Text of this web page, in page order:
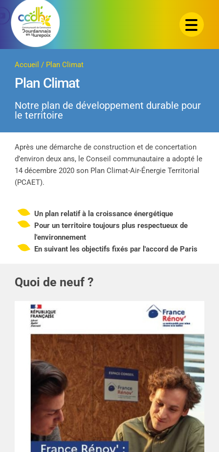
Passer
contenu
Accueil / Plan Climat
Plan Climat
Notre plan de développement durable pour
le territoire
Après une démarche de construction et de concertation
d’environ deux ans, le Conseil communautaire a adopté le
14 décembre 2020 son Plan Climat-Air-Énergie Territorial
(PCAET).
Un plan relatif à la croissance énergétique
Pour un territoire toujours plus respectueux de
l'environnement
En suivant les objectifs fixés par l'accord de Paris
Quoi de neuf ?